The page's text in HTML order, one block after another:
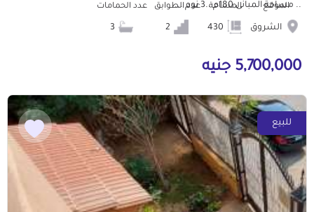
.. مساحة المبانى 180م ..3 نوم ...
الموقع
الشروق
المساحة عدد الطوابق عدد الحمامات
5,700,000 جنيه
للبيع